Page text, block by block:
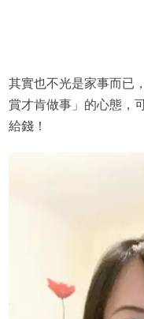
其實也不光是家事而已
賞才肯做事」的心態，
給錢！